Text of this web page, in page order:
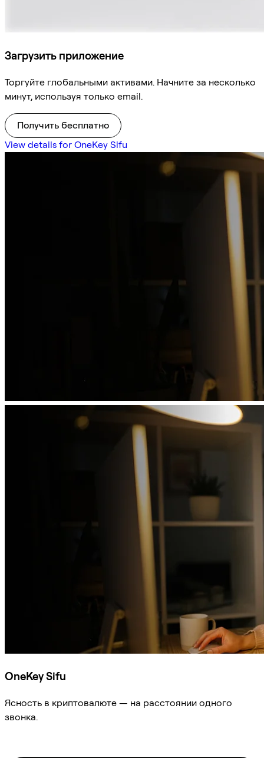
Загрузить приложение
Торгуйте глобальными активами. Начните за несколько
минут, используя только email.
Получить бесплатно
View details for OneKey Sifu
OneKey Sifu
Ясность в криптовалюте — на расстоянии одного
звонка.